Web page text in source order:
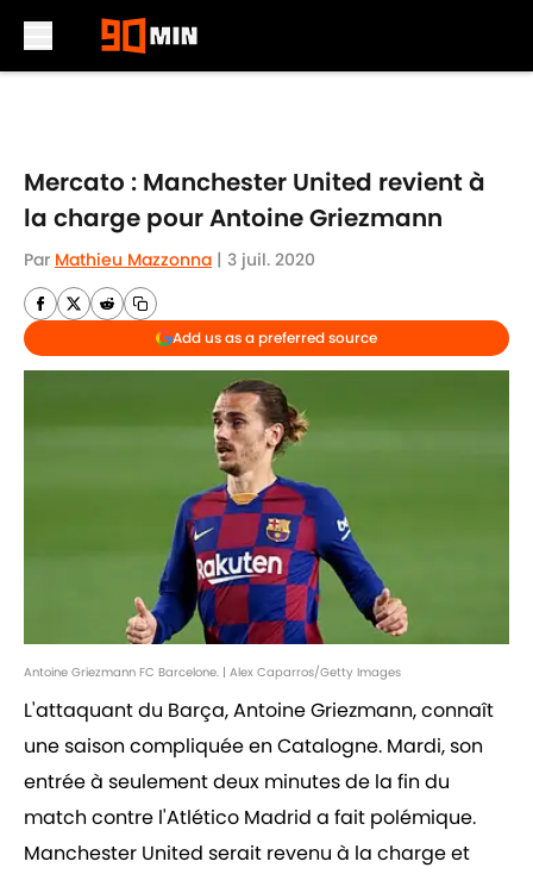
Mercato : Manchester United revient à
la charge pour Antoine Griezmann
Par Mathieu Mazzonna | 3 juil. 2020
Add us as a preferred source
Antoine Griezmann FC Barcelone. | Alex Caparros/Getty Images
L'attaquant du Barça, Antoine Griezmann, connaît
une saison compliquée en Catalogne. Mardi, son
entrée à seulement deux minutes de la fin du
match contre l'Atlético Madrid a fait polémique.
Manchester United serait revenu à la charge et